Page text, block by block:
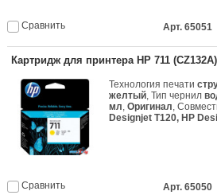
Сравнить Арт. 65051
Картридж для принтера HP 711 (CZ132A)
Технология печати
желтый, Тип чернил
мл,Оригинал,
Designjet T120, HP
Сравнить Арт. 65050